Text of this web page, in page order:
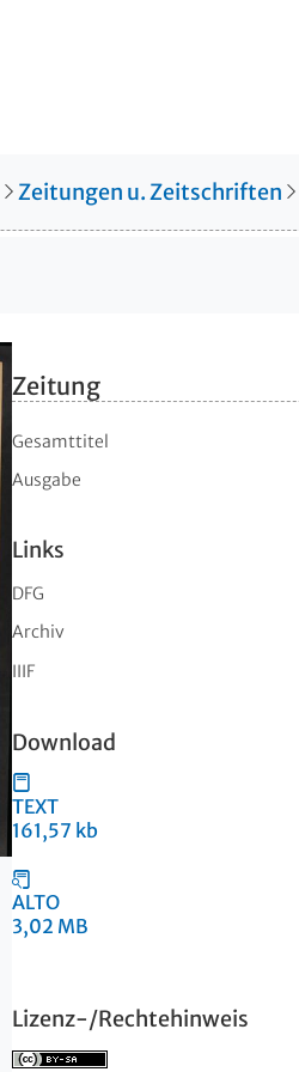
Zeitungen u. Zeitschriften
Zeitung
Gesamttitel
Ausgabe
Links
DFG
Archiv
IIIF
Download
TEXT
161,57 kb
ALTO
3,02 MB
Lizenz-/Rechtehinweis